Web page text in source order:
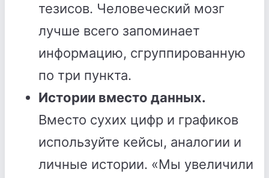
тезисов. Человеческий мозг
лучше всего запоминает
информацию, сгруппированную
по три пункта.
Истории вместо данных.
Вместо сухих цифр и графиков
используйте кейсы, аналогии и
личные истории. «Мы увеличили